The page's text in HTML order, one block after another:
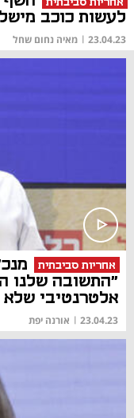
לעשות כוכב
23.04.23
| מאיה נחום שחל
אחריות סביבתית
"התשובה שלנו
אלטרנטיבי
23.04.23
| אורנה יפת